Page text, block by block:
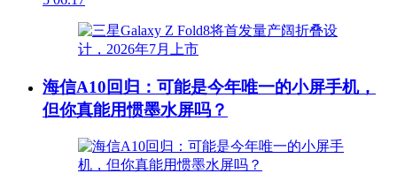
海信A10回归：可能是今年唯一的小屏手机，
但你真能用惯墨水屏吗？